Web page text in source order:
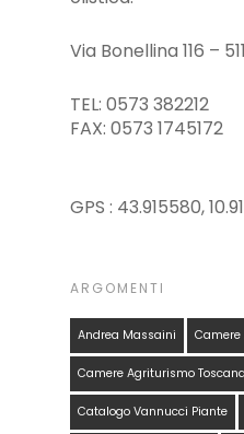
Via Bonellina 116 –
TEL: 0573 382212
FAX: 0573 1745172
GPS : 43.915580,
ARGOMENTI
Andrea Massaini
Camere Agriturismo Toscana
Catalogo Vannucci Piante